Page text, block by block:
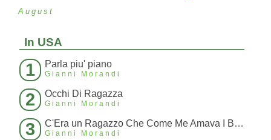
August
In USA
1 Parla piu' piano
Gianni Morandi
2 Occhi Di Ragazza
Gianni Morandi
3 C'Era un Ragazzo Che Come Me Amava I Beatles E I Rolling Stones
Gianni Morandi